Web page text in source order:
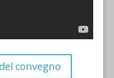
convegno